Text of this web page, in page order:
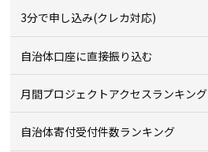
3分で申し込み(クレカ対応)
自治体口座に直接振り込む
月間プロジェクトアクセスランキング
自治体寄付受付件数ランキング